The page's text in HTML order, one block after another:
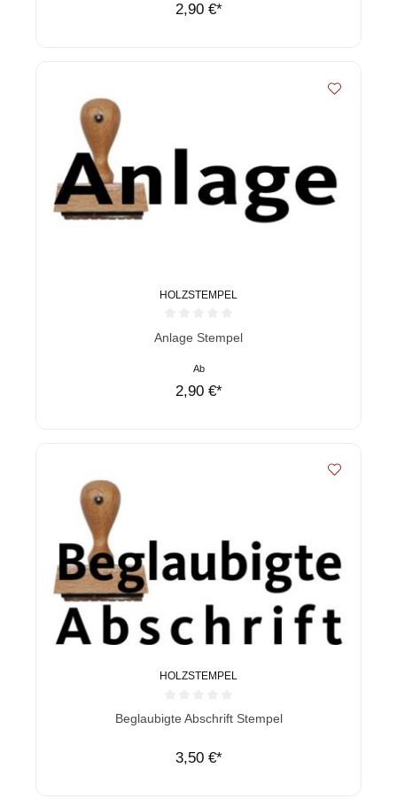
2,90 €*
HOLZSTEMPEL
Durchschnittliche Bewertung von 0 von 5 Sternen
Anlage Stempel
Ab
2,90 €*
HOLZSTEMPEL
Durchschnittliche Bewertung von 0 von 5 Sternen
Beglaubigte Abschrift Stempel
3,50 €*